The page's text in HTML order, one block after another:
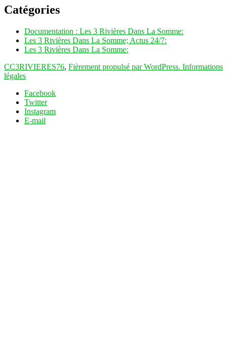
Catégories
Documentation : Les 3 Rivières Dans La Somme:
Les 3 Rivières Dans La Somme; Actus 24/7:
Les 3 Rivières Dans La Somme:
CC3RIVIERES76, Fièrement propulsé par WordPress. Informations
légales
Facebook
Twitter
Instagram
E-mail